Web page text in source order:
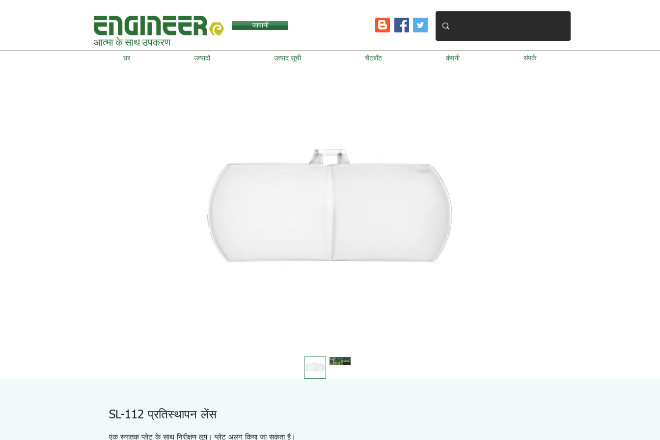
जापानी
आत्मा के साथ उपकरण
घर उत्पादों उत्पाद सूची चैटबॉट कंपनी संपर्क
SL-112 प्रतिस्थापन लेंस
एक स्नातक प्लेट के साथ निरीक्षण लूप। प्लेट अलग किया जा सकता है।